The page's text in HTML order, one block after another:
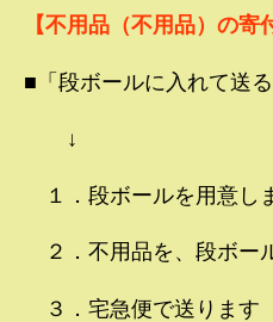
【不用品（不用品）の寄
■「段ボールに入れて送
↓
１．段ボールを用意し
２．不用品を、段ボー
３．宅急便で送ります